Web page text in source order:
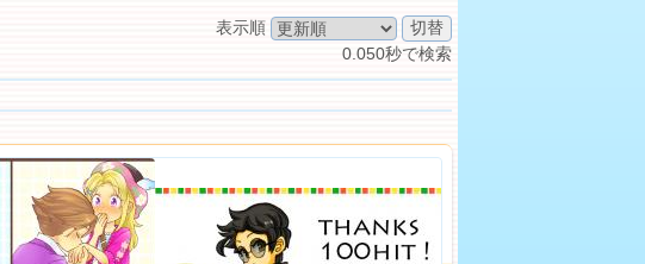
表示順
0.050秒で検索